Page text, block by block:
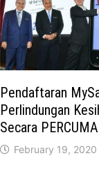
Pendaftaran
Perlindungan
Secara PERCUMA
February 19, 2020